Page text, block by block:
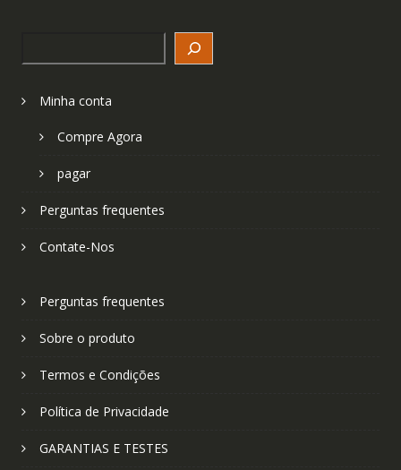
Minha conta
Compre Agora
pagar
Perguntas frequentes
Contate-Nos
Perguntas frequentes
Sobre o produto
Termos e Condições
Política de Privacidade
GARANTIAS E TESTES